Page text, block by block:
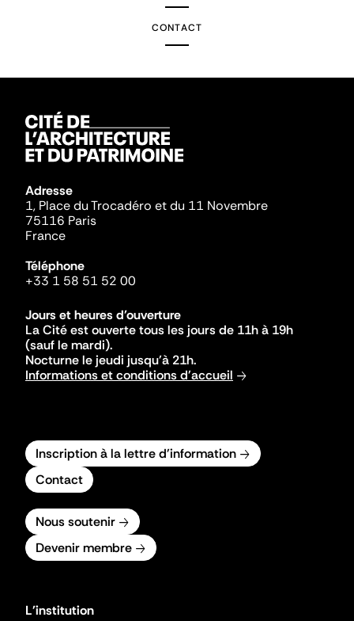
CONTACT
Adresse
1, Place du Trocadéro et du 11 Novembre
75116 Paris
France
Téléphone
+33 1 58 51 52 00
Jours et heures d'ouverture
La Cité est ouverte tous les jours de 11h à 19h
(sauf le mardi).
Nocturne le jeudi jusqu'à 21h.
Informations et conditions d'accueil
Inscription à la lettre d'information
Contact
Nous soutenir
Devenir membre
L'institution